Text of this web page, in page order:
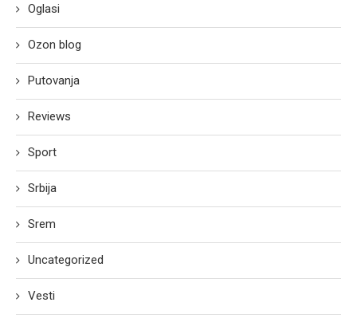
Oglasi
Ozon blog
Putovanja
Reviews
Sport
Srbija
Srem
Uncategorized
Vesti